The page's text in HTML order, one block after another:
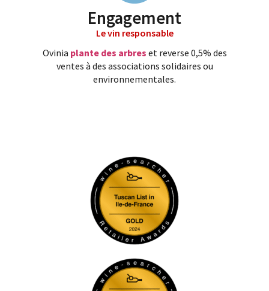
Engagement
Le vin responsable
Ovinia plante des arbres et reverse 0,5% des
ventes à des associations solidaires ou
environnementales.